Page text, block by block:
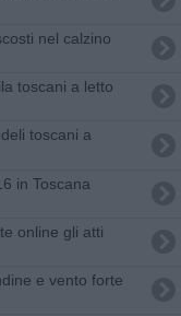
nel calzino
toscani a letto
toscani a
in Toscana
online gli atti
e vento forte